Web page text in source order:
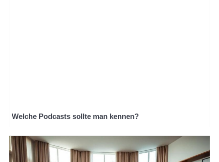
Welche Podcasts sollte man kennen?